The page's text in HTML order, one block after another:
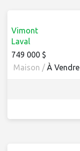
Vimont
Laval
749 000 $
Maison / À Vendre